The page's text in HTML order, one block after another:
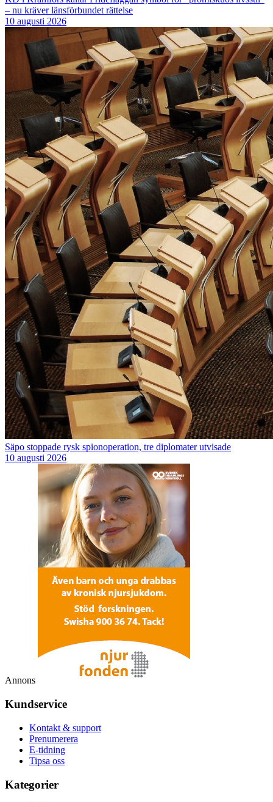
– nu kräver länsförbundet rättelse
10 augusti 2026
Säpo stoppade rysk spionoperation, tre diplomater utvisade
10 augusti 2026
Annons
Kundservice
Kontakt & support
Prenumerera
E-tidning
Tipsa oss
Kategorier